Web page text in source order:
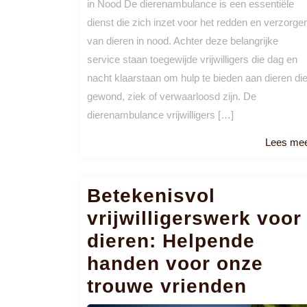
in Nood De dierenambulance is een essentiële
dienst die zich inzet voor het redden en
van dieren in nood. Achter deze belangrijke
service staan toegewijde vrijwilligers die dag en
nacht klaarstaan om hulp te bieden aan dieren die
gewond, ziek of verwaarloosd zijn. De
dierenambulance vrijwilligers […]
Lees
Betekenisvol
vrijwilligerswerk voor
dieren: Helpende
handen voor onze
trouwe vrienden